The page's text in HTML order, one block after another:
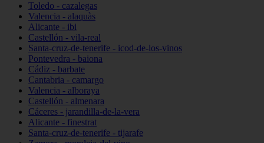
Toledo - cazalegas
Valencia - alaquàs
Alicante - ibi
Castellón - vila-real
Santa-cruz-de-tenerife - icod-de-los-vinos
Pontevedra - baiona
Cádiz - barbate
Cantabria - camargo
Valencia - alboraya
Castellón - almenara
Cáceres - jarandilla-de-la-vera
Alicante - finestrat
Santa-cruz-de-tenerife - tijarafe